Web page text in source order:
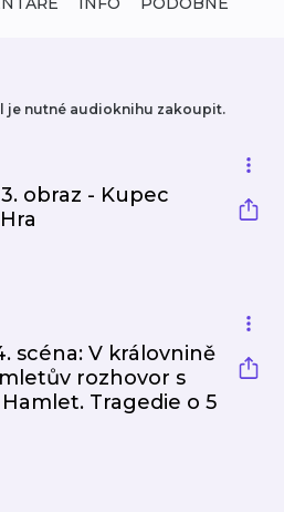
je nutné audioknihu zakoupit.
obraz - Kupec
scéna: V královnině
rozhovor s
Tragedie o 5